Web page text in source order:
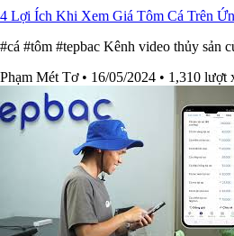
4 Lợi Ích Khi Xem Giá Tôm Cá Trên
#cá #tôm #tepbac Kênh video thủy sản
Phạm Mét Tơ • 16/05/2024 • 1,310 lượt